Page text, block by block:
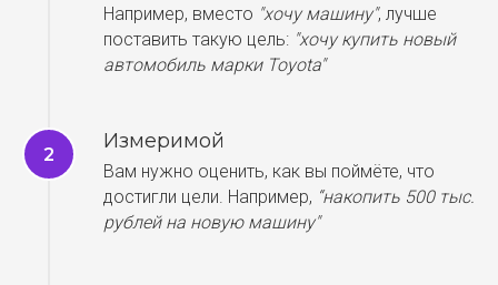
Например, вместо "хочу машину", лучше
поставить такую цель: "хочу купить новый
автомобиль марки Toyota"
Измеримой
Вам нужно оценить, как вы поймёте, что
достигли цели. Например, “накопить 500 тыс.
рублей на новую машину"